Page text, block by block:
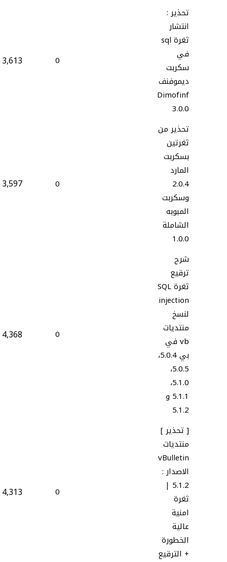
تحذير :
انتشار
ثغرة sql
في
سكربت
ديموفنف
Dimofinf
3.0.0
0
3,613
تحذير من
ثغرتين
بسكربت
المارد
2.0.4
وسكربت
المبوبه
الشاملة
1.0.0
0
3,597
شرح
ترقيع
ثغرة SQL
injection
لنسخ
منتديات
vb في
بي 5.0.4،
5.0.5،
5.1.0،
5.1.1 و
5.1.2
0
4,368
[ تحذير ]
منتديات
vBulletin
الاصدار :
5.1.2 |
ثغرة
امنية
عالية
الخطورة
+ الترقيع
0
4,313